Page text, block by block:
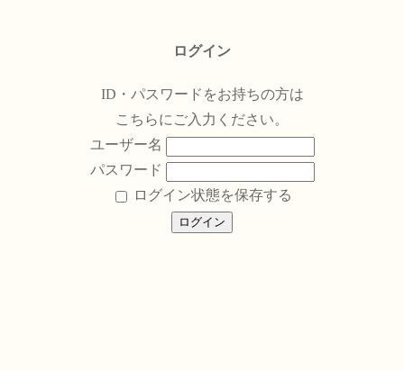
ログイン
ID・パスワードをお持ちの方は
こちらにご入力ください。
ユーザー名
パスワード
ログイン状態を保存する